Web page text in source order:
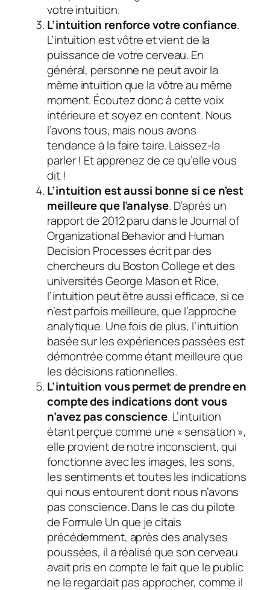
votre intuition.
L’intuition renforce votre confiance.
L’intuition est vôtre et vient de la
puissance de votre cerveau. En
général, personne ne peut avoir la
même intuition que la vôtre au même
moment. Écoutez donc à cette voix
intérieure et soyez en content. Nous
l’avons tous, mais nous avons
tendance à la faire taire. Laissez-la
parler ! Et apprenez de ce qu’elle vous
dit !
L’intuition est aussi bonne si ce n’est
meilleure que l’analyse. D’après un
rapport de 2012 paru dans le Journal of
Organizational Behavior and Human
Decision Processes écrit par des
chercheurs du Boston College et des
universités George Mason et Rice,
l’intuition peut être aussi efficace, si ce
n’est parfois meilleure, que l’approche
analytique. Une fois de plus, l’intuition
basée sur les expériences passées est
démontrée comme étant meilleure que
les décisions rationnelles.
L’intuition vous permet de prendre en
compte des indications dont vous
n’avez pas conscience. L’intuition
étant perçue comme une « sensation »,
elle provient de notre inconscient, qui
fonctionne avec les images, les sons,
les sentiments et toutes les indications
qui nous entourent dont nous n’avons
pas conscience. Dans le cas du pilote
de Formule Un que je citais
précédemment, après des analyses
poussées, il a réalisé que son cerveau
avait pris en compte le fait que le public
ne le regardait pas approcher, comme il